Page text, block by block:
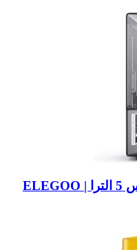
پرینتر سه بعدی رزینی الگو مارس 5 الترا | ELEGOO